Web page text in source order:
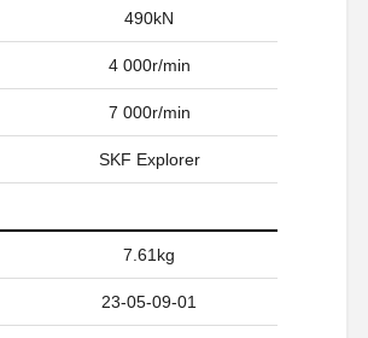
490kN
4 000r/min
7 000r/min
SKF Explorer
7.61kg
23-05-09-01